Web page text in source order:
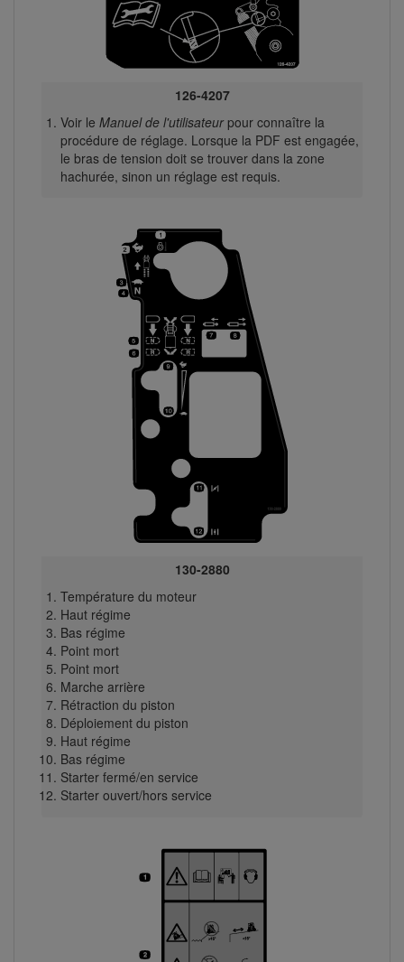
126-4207
Voir le Manuel de l'utilisateurpour connaître la
procédure de réglage. Lorsque la PDF est engagée,
le bras de tension doit se trouver dans la zone
hachurée, sinon un réglage est requis.
130-2880
Température du moteur
Haut régime
Bas régime
Point mort
Point mort
Marche arrière
Rétraction du piston
Déploiement du piston
Haut régime
Bas régime
Starter fermé/en service
Starter ouvert/hors service